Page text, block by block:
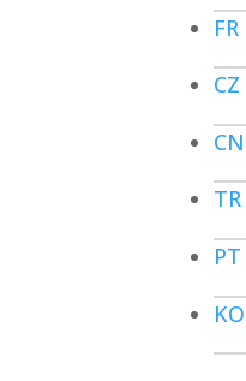
FR
CZ
CN
TR
PT
KO